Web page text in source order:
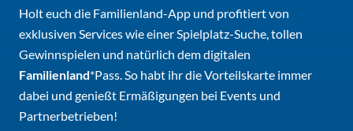
Holt euch die Familienland-App und profitiert von
exklusiven Services wie einer Spielplatz-Suche, tollen
Gewinnspielen und natürlich dem digitalen
Familienland*Pass. So habt ihr die Vorteilskarte immer
dabei und genießt Ermäßigungen bei Events und
Partnerbetrieben!